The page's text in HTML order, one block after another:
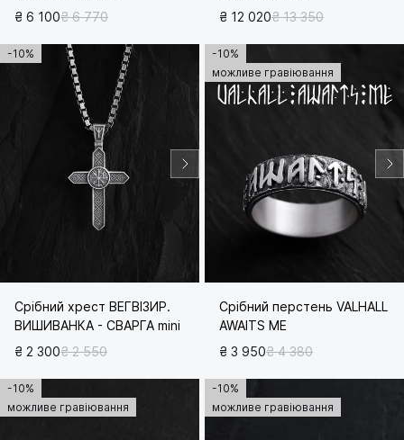
₴ 6 100₴ 6 770
₴ 12 020₴ 13 350
-10%
Срібний хрест ВЕГВІЗИР.
ВИШИВАНКА - СВАРГА mini
₴ 2 300₴ 2 550
-10%
можливе гравіювання
Срібний перстень VALHALL
AWAITS ME
₴ 3 950₴ 4 380
-10%
можливе гравіювання
-10%
можливе гравіювання